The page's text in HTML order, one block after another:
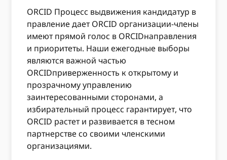
ORCID Процесс выдвижения кандидатур в
правление дает ORCID организации-члены
имеют прямой голос в ORCIDнаправления
и приоритеты. Наши ежегодные выборы
являются важной частью
ORCIDприверженность к открытому и
прозрачному управлению
заинтересованными сторонами, а
избирательный процесс гарантирует, что
ORCID растет и развивается в тесном
партнерстве со своими членскими
организациями.